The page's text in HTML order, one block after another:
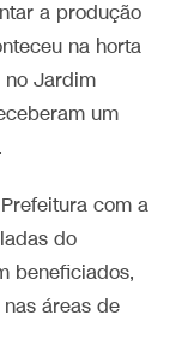
a produção
na horta
no Jardim
um
com a
do
beneficiados,
áreas de